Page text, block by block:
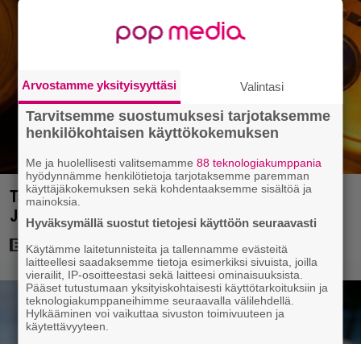
Tänään tv:ssä: Vuoden 2023 megaelokuva luottaa
Jason Stathamin karismaan
Arvostamme yksityisyyttäsi Valintasi
Tarvitsemme suostumuksesi tarjotaksemme
henkilökohtaisen käyttökokemuksen
Me ja huolellisesti valitsemamme88 teknologiakumppania
hyödynnämme henkilötietoja tarjotaksemme paremman
käyttäjäkokemuksen sekä kohdentaaksemme sisältöä ja
mainoksia.
Hyväksymällä suostut tietojesi käyttöön seuraavasti
Käytämme laitetunnisteita ja tallennamme evästeitä
laitteellesi saadaksemme tietoja esimerkiksi sivuista, joilla
vierailit, IP-osoitteestasi sekä laitteesi ominaisuuksista.
Pääset tutustumaan yksityiskohtaisesti käyttötarkoituksiin ja
teknologiakumppaneihimme seuraavalla välilehdellä.
Hylkääminen voi vaikuttaa sivuston toimivuuteen ja
käytettävyyteen.